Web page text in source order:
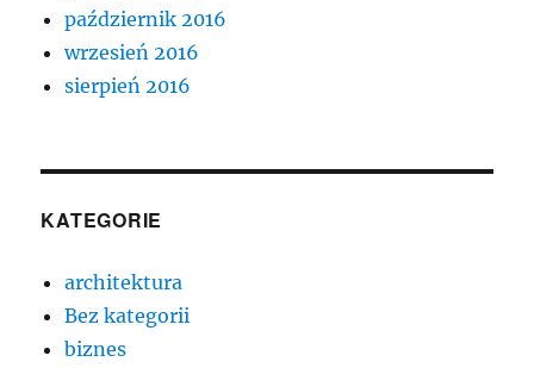
październik 2016
wrzesień 2016
sierpień 2016
KATEGORIE
architektura
Bez kategorii
biznes